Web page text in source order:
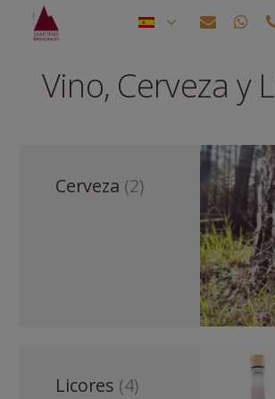
Vino, Cerveza y
Cerveza (2)
Licores (4)